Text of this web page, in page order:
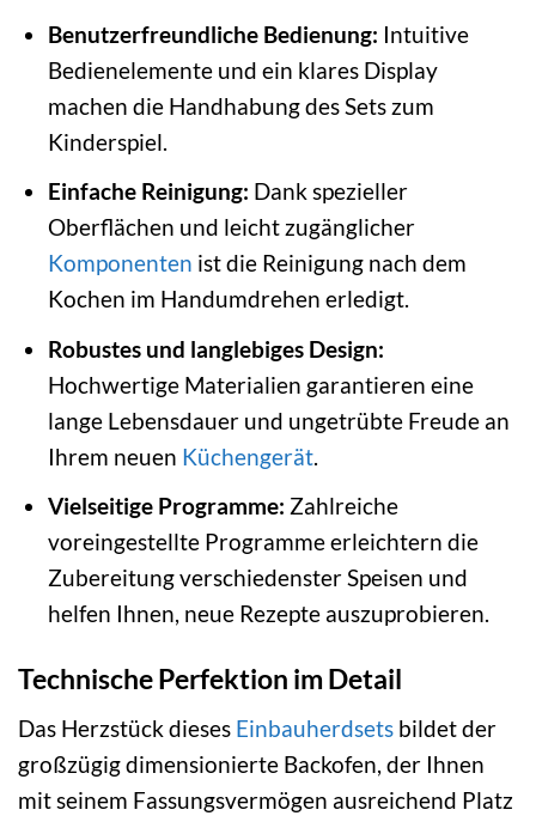
Benutzerfreundliche Bedienung: Intuitive
Bedienelemente und ein klares Display
machen die Handhabung des Sets zum
Kinderspiel.
Einfache Reinigung: Dank spezieller
Oberflächen und leicht zugänglicher
Komponenten ist die Reinigung nach dem
Kochen im Handumdrehen erledigt.
Robustes und langlebiges Design:
Hochwertige Materialien garantieren eine
lange Lebensdauer und ungetrübte Freude an
Ihrem neuen Küchengerät.
Vielseitige Programme: Zahlreiche
voreingestellte Programme erleichtern die
Zubereitung verschiedenster Speisen und
helfen Ihnen, neue Rezepte auszuprobieren.
Technische Perfektion im Detail
Das Herzstück dieses Einbauherdsets bildet der
großzügig dimensionierte Backofen, der Ihnen
mit seinem Fassungsvermögen ausreichend Platz